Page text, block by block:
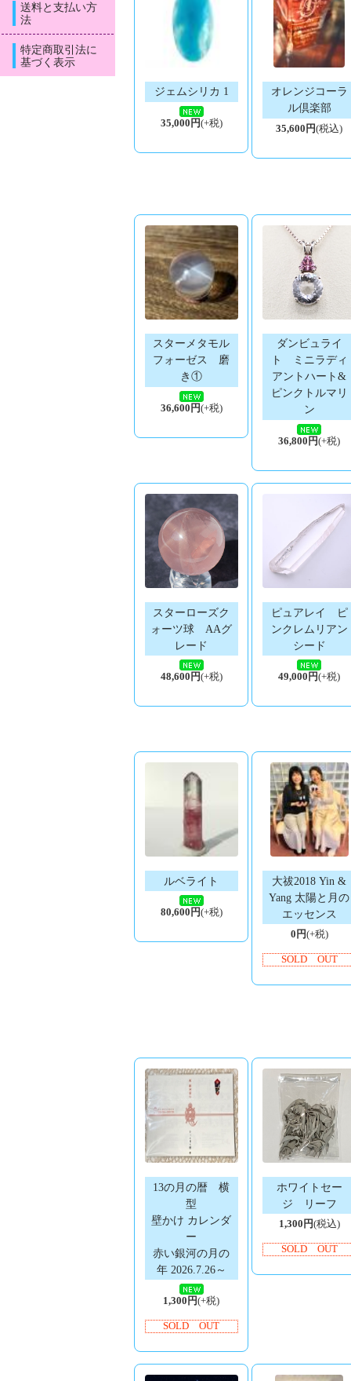
送料と支払い方
法
特定商取引法に
基づく表示
ジェムシリカ 1
35,000円(+税)
オレンジコーラ
ル倶楽部
35,600円(税込)
スターメタモル
フォーゼス 磨
き①
36,600円(+税)
ダンビュライ
ト ミニラディ
アントハート&
ピンクトルマリ
ン
36,800円(+税)
スターローズク
ォーツ球 AAグ
レード
48,600円(+税)
ピュアレイ ピ
ンクレムリアン
シード
49,000円(+税)
ルベライト
80,600円(+税)
大祓2018 Yin &
Yang 太陽と月の
エッセンス
0円(+税)
SOLD OUT
13の月の暦 横
型
壁かけ カレンダ
ー
赤い銀河の月の
年 2026.7.26～
1,300円(+税)
SOLD OUT
ホワイトセー
ジ リーフ
1,300円(税込)
SOLD OUT